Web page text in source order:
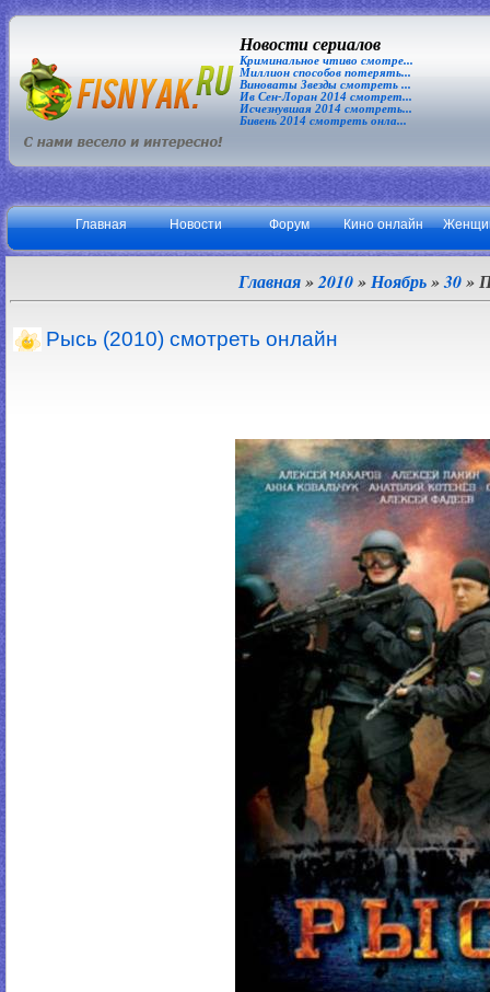
Новости сериалов
Криминальное чтиво смотре...
Миллион способов потерять...
Виноваты Звезды смотреть ...
Ив Сен-Лоран 2014 смотрет...
Исчезнувшая 2014 смотреть...
Бивень 2014 смотреть онла...
Главная Новости Форум Кино онлайн
Главная»2010»Ноябрь»30»
Рысь (2010) смотреть онлайн